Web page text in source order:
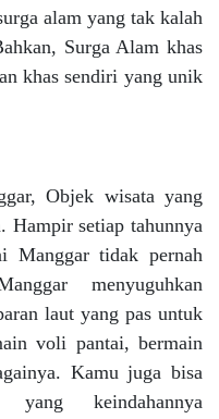
alam yang tak kalah
Surga Alam khas
khas sendiri yang unik
Objek wisata yang
Hampir setiap tahunnya
Manggar tidak pernah
menyuguhkan
laut yang pas untuk
voli pantai, bermain
Kamu juga bisa
keindahannya